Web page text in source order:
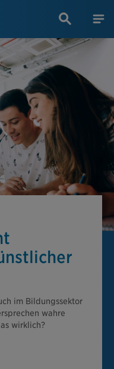
im Bildungssektor
wahre
wirklich?